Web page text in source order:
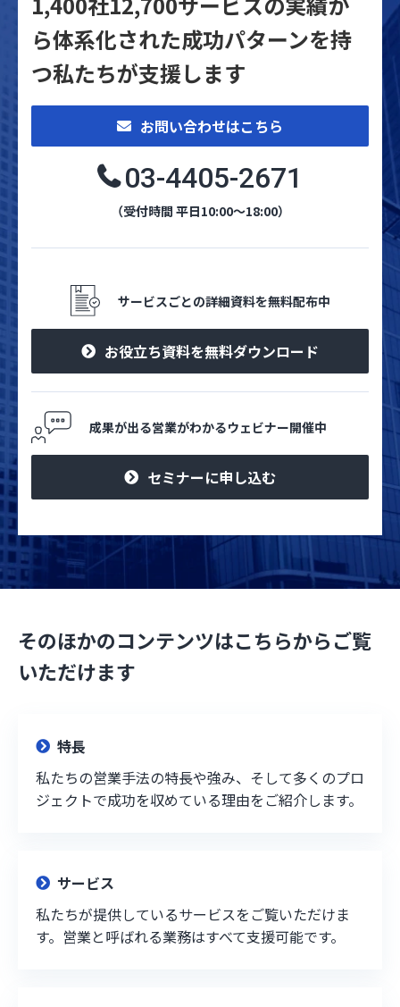
ら体系化された成功パターンを持
つ私たちが支援します
お問い合わせはこちら
03-4405-2671
（受付時間 平日10:00～18:00）
サービスごとの詳細資料を無料配布中
お役立ち資料を無料ダウンロード
成果が出る営業がわかるウェビナー開催中
セミナーに申し込む
そのほかのコンテンツはこちらからご覧
いただけます
特長
私たちの営業手法の特長や強み、そして多くのプロ
ジェクトで成功を収めている理由をご紹介します。
サービス
私たちが提供しているサービスをご覧いただけま
す。営業と呼ばれる業務はすべて支援可能です。